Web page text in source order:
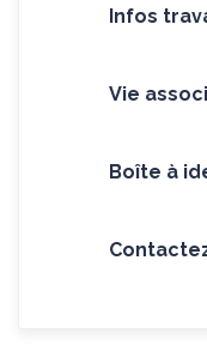
Infos
Vie
Boîte à